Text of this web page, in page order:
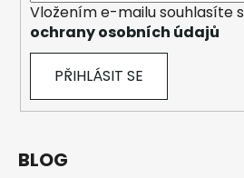
Vložením e-mailu souhlasíte s
ochrany osobních údajů
PŘIHLÁSIT SE
BLOG